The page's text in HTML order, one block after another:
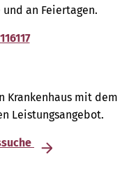
an Feiertagen.
Krankenhaus mit dem
Leistungsangebot.